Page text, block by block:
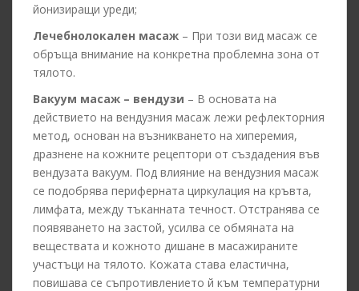
йонизиращи уреди;
Лечебнолокален масаж – При този вид масаж се
обръща внимание на конкретна проблемна зона от
тялото.
Вакуум масаж – вендузи – В основата на
действието на вендузния масаж лежи рефлекторния
метод, основан на възникването на хиперемия,
дразнене на кожните рецептори от създадения във
вендузата вакуум. Под влияние на вендузния масаж
се подобрява периферната циркулация на кръвта,
лимфата, между тъканната течност. Отстранява се
появяването на застой, усилва се обмяната на
веществата и кожното дишане в масажираните
участъци на тялото. Кожата става еластична,
повишава се съпротивлението й към температурни